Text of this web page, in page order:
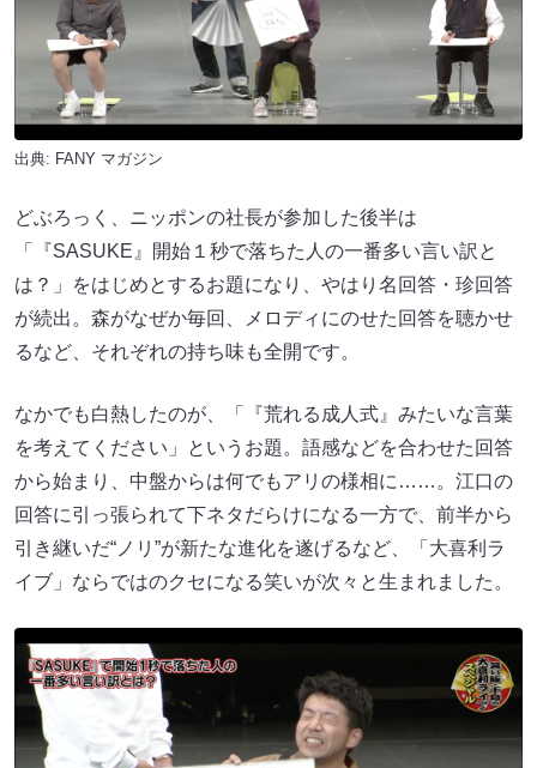
出典: FANY マガジン
どぶろっく、ニッポンの社長が参加した後半は
「『SASUKE』開始１秒で落ちた人の一番多い言い訳と
は？」をはじめとするお題になり、やはり名回答・珍回答
が続出。森がなぜか毎回、メロディにのせた回答を聴かせ
るなど、それぞれの持ち味も全開です。
なかでも白熱したのが、「『荒れる成人式』みたいな言葉
を考えてください」というお題。語感などを合わせた回答
から始まり、中盤からは何でもアリの様相に……。江口の
回答に引っ張られて下ネタだらけになる一方で、前半から
引き継いだ“ノリ”が新たな進化を遂げるなど、「大喜利ラ
イブ」ならではのクセになる笑いが次々と生まれました。